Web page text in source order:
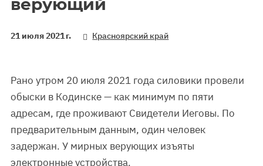
верующий
21 июля 2021 г. Красноярский край
Рано утром 20 июля 2021 года силовики провели
обыски в Кодинске — как минимум по пяти
адресам, где проживают Свидетели Иеговы. По
предварительным данным, один человек
задержан. У мирных верующих изъяты
электронные устройства.